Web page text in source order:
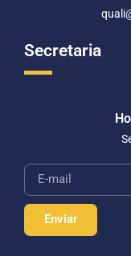
Secretaria
Enviar